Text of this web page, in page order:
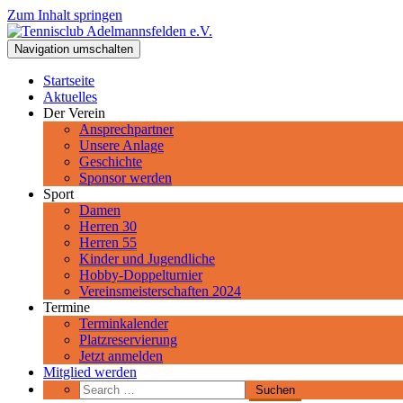
Zum Inhalt springen
Tennisclub Adelmannsfelden e.V.
Spiel, Satz und Sieg! Herzlich Willkommen beim Tennisclub
Navigation umschalten
Startseite
Aktuelles
Der Verein
Ansprechpartner
Unsere Anlage
Geschichte
Sponsor werden
Sport
Damen
Herren 30
Herren 55
Kinder und Jugendliche
Hobby-Doppelturnier
Vereinsmeisterschaften 2024
Termine
Terminkalender
Platzreservierung
Jetzt anmelden
Mitglied werden